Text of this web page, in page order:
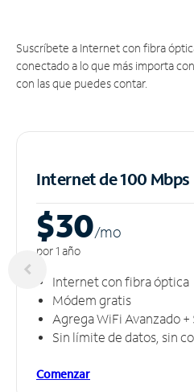
Suscríbete a Internet con fibra
conectado a lo que más importa
con las que puedes contar.
Internet de 100 Mbps
$30/mo
por 1 año
Internet con fibra óptica
Módem gratis
Agrega WiFi Avanzado
Sin límite de datos, sin
Comenzar